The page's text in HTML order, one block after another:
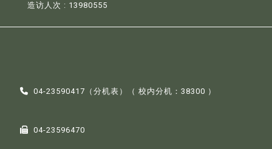
造访人次 : 13980555
04-23590417（分机表 ）（ 校内分机：38300 ）
04-23596470